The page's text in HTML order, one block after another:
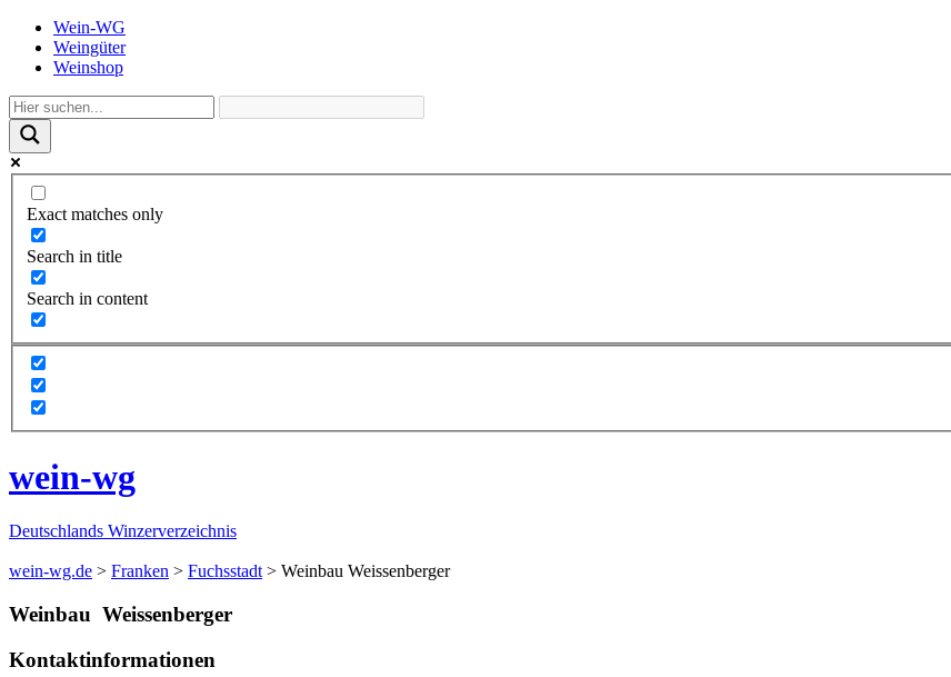
Wein-WG
Weingüter
Weinshop
Exact matches only
Search in title
Search in content
wein-wg
Deutschlands Winzerverzeichnis
wein-wg.de > Franken > Fuchsstadt > Weinbau Weissenberger
Weinbau Weissenberger
Kontaktinformationen